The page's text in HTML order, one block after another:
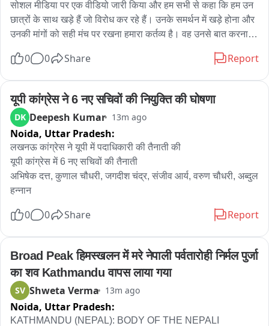
सोशल मीडिया पर एक वीडियो जारी किया और हम सभी से कहा कि हम उन
छात्रों के साथ खड़े हैं जो विरोध कर रहे हैं। उनके समर्थन में खड़े होना और
उनकी मांगों को सही मंच पर रखना हमारा कर्तव्य है। वह उनसे बात करना
है। हम रविवार को भी यहां आए थे और उनसे कहा था कि हम जल्द ही
पर गंभीरता से और सकारात्मक रूप से चर्चा हुई। छात्रों ने अपना
प्रतिनिधिमंडल चुन लिया है। बस कुछ ऐसे लोगों से बचने की ज़ूरत है जो
अजीब हरकतें कर रहे हैं, जो दूसरी पार्टियों के लोग हैं। नतीजे अच्छे होंगे।
छात्रों ने उनसे बात की और उन्हें अपनी समस्याओं के बारे में बताया़। हम
सरकार के साथ सकारात्मक बातचीत कर रहे हैं और नतीजे अच्छे होंगे। एक
अच्छी व्यवस्था बनाई जाएगी ताकि आने वाले समय में ऐसी समस्याएं न हों..."
0 0 Share Report
यूपी कांग्रेस ने 6 नए सचिवों की नियुक्ति की घोषणा
DK Deepesh Kumar 13m ago
Noida, Uttar Pradesh:
लखनऊ कांग्रेस ने यूपी में पदाधिकारी की तैनाती की
यूपी कांग्रेस में 6 नए सचिवों की तैनाती
अभिषेक दत्त, कुणाल चौधरी, जगदीश चंद्र, संजीव आर्य, वरुण चौधरी, अब्दुल
हन्नान
0 0 Share Report
Broad Peak हिमस्खलन में मरे नेपाली पर्वतारोही निर्मल पुर्जा
का शव Kathmandu वापस लाया गया
SV Shweta Verma 13m ago
Noida, Uttar Pradesh:
KATHMANDU (NEPAL): BODY OF THE NEPALI